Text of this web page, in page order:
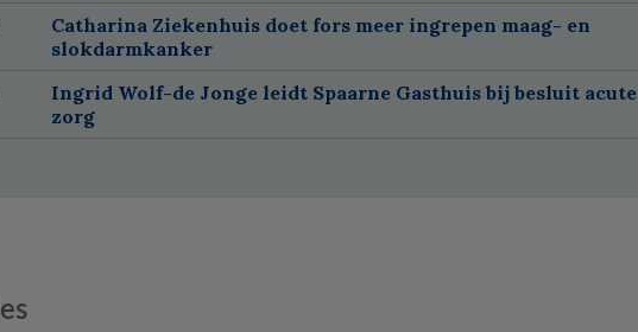
Catharina Ziekenhuis doet fors meer ingrepen maag- en
slokdarmkanker
Ingrid Wolf-de Jonge leidt Spaarne Gasthuis bij besluit acute
zorg